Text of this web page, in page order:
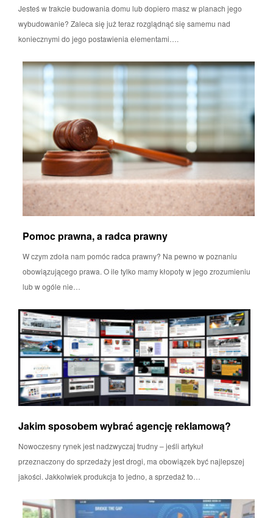
Jesteś w trakcie budowania domu lub dopiero masz w planach jego
wybudowanie? Zaleca się już teraz rozglądnąć się samemu nad
koniecznymi do jego postawienia elementami….
Pomoc prawna, a radca prawny
W czym zdoła nam pomóc radca prawny? Na pewno w poznaniu
obowiązującego prawa. O ile tylko mamy kłopoty w jego zrozumieniu
lub w ogóle nie…
Jakim sposobem wybrać agencję reklamową?
Nowoczesny rynek jest nadzwyczaj trudny – jeśli artykuł
przeznaczony do sprzedaży jest drogi, ma obowiązek być najlepszej
jakości. Jakkolwiek produkcja to jedno, a sprzedaż to…